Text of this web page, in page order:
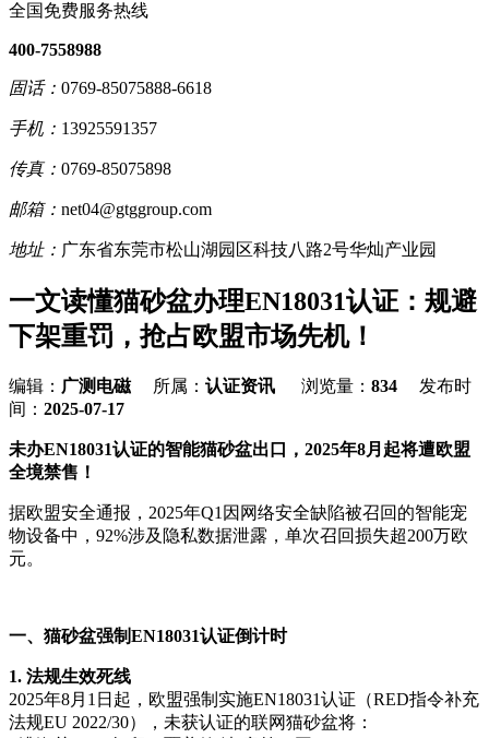
全国免费服务热线
400-7558988
固话： 0769-85075888-6618
手机： 13925591357
传真： 0769-85075898
邮箱： net04@gtggroup.com
地址： 广东省东莞市松山湖园区科技八路2号华灿产业园
一文读懂猫砂盆办理EN18031认证：规避
下架重罚，抢占欧盟市场先机！
编辑： 广测电磁所属： 认证资讯 浏览量： 834 发布时
间： 2025-07-17
未办EN18031认证的智能猫砂盆出口，2025年8月起将遭欧盟
全境禁售！
据欧盟安全通报，2025年Q1因网络安全缺陷被召回的智能宠
物设备中，92%涉及隐私数据泄露，单次召回损失超200万欧
元。
一、猫砂盆强制EN18031认证倒计时
1. 法规生效死线
2025年8月1日起，欧盟强制实施EN18031认证（RED指令补充
法规EU 2022/30），未获认证的联网猫砂盆将：